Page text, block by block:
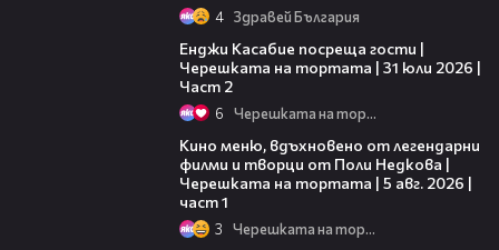
4 Здравей България
Енджи Касабие посреща гости |
Черешката на тортата | 31 юли 2026 |
Част 2
6 Черешката на тортата
Кино меню, вдъхновено от легендарни
филми и творци от Поли Недкова |
Черешката на тортата | 5 авг. 2026 |
част 1
3 Черешката на тортата